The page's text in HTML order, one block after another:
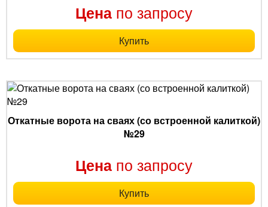
Цена по запросу
Купить
Откатные ворота на сваях (со встроенной калиткой)
№29
Цена по запросу
Купить